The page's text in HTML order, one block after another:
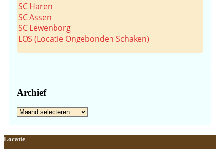
SC Haren
SC Assen
SC Lewenborg
LOS (Locatie Ongebonden Schaken)
Archief
Archief
Footer
Locatie